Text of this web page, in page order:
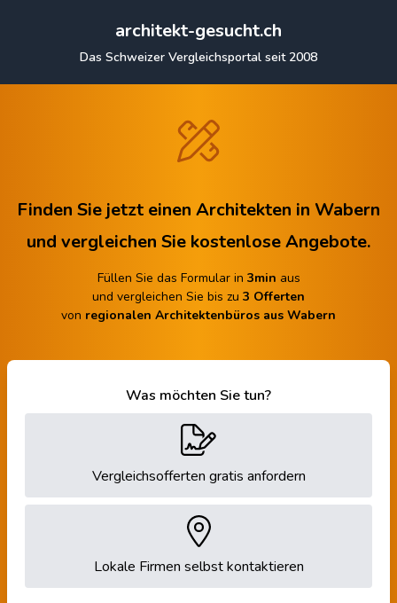
architekt-gesucht.ch
Das Schweizer Vergleichsportal seit 2008
Finden Sie jetzt einen Architekten in Wabern
und vergleichen Sie kostenlose Angebote.
Füllen Sie das Formular in 3min aus
und vergleichen Sie bis zu 3 Offerten
von regionalen Architektenbüros aus Wabern
Was möchten Sie tun?
Vergleichsofferten gratis anfordern
Lokale Firmen selbst kontaktieren